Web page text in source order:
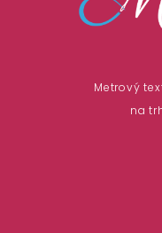
Metrový
na